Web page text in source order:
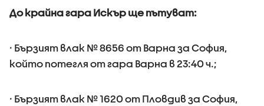
До крайна гара Искър ще пътуват:
· Бързият влак № 8656 от Варна за София,
който потегля от гара Варна в 23:40 ч.;
· Бързият влак № 1620 от Пловдив за София,